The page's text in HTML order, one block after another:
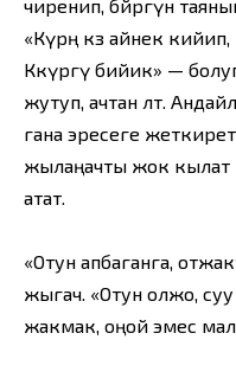
чиренип, бөйрөгүн
«Күрөң көз айнек
Көкүрөгү бийик» —
жутуп, ачтан өлөт.
гана эресеге
жылаңачты жок кылат
атат.
«Отун апбаганга,
жыгач. «Отун олжо,
жакмак, оңой эмес мал